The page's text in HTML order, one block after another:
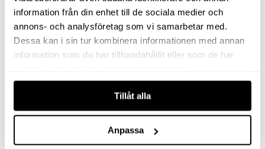
information från din enhet till de sociala medier och
annons- och analysföretag som vi samarbetar med.
Dessa kan i sin tur kombinera informationen med annan
information som du har tillhandahållit eller som de har
Tillåt alla
Anpassa
Golv- & Kombinationsmunstycke
Munstycke
Motor
Reservdelar dammsugare
Rör & handtag
Uppsamlingspåsar
Alla produkter